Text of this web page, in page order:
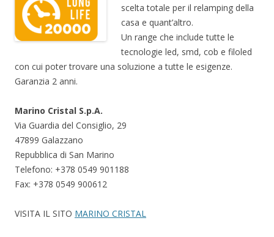
scelta totale per il relamping della
casa e quant’altro.
Un range che include tutte le
tecnologie led, smd, cob e filoled
con cui poter trovare una soluzione a tutte le esigenze.
Garanzia 2 anni.
Marino Cristal S.p.A.
Via Guardia del Consiglio, 29
47899 Galazzano
Repubblica di San Marino
Telefono: +378 0549 901188
Fax: +378 0549 900612
VISITA IL SITO MARINO CRISTAL